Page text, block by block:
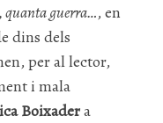
quanta guerra…, en
dins dels
per al lector,
i mala
Boixadera